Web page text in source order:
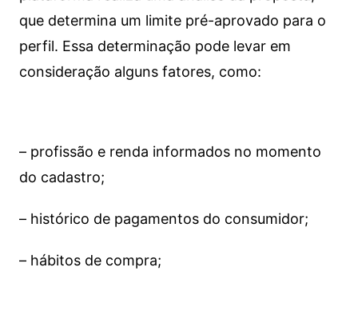
que determina um limite pré-aprovado para o
perfil. Essa determinação pode levar em
consideração alguns fatores, como:
– profissão e renda informados no momento
do cadastro;
– histórico de pagamentos do consumidor;
– hábitos de compra;